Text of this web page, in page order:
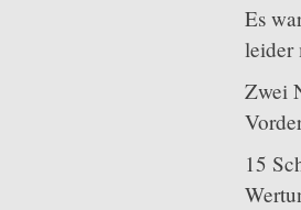
Es
leider
Zwei
15